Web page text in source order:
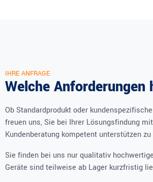
IHRE ANFRAGE
Welche Anforderungen
Ob Standardprodukt oder
freuen uns, Sie bei Ihrer Lösungsfindung
Kundenberatung kompetent unterstützen zu
Sie finden bei uns nur qualitativ
Geräte sind teilweise ab Lager kurzfristig